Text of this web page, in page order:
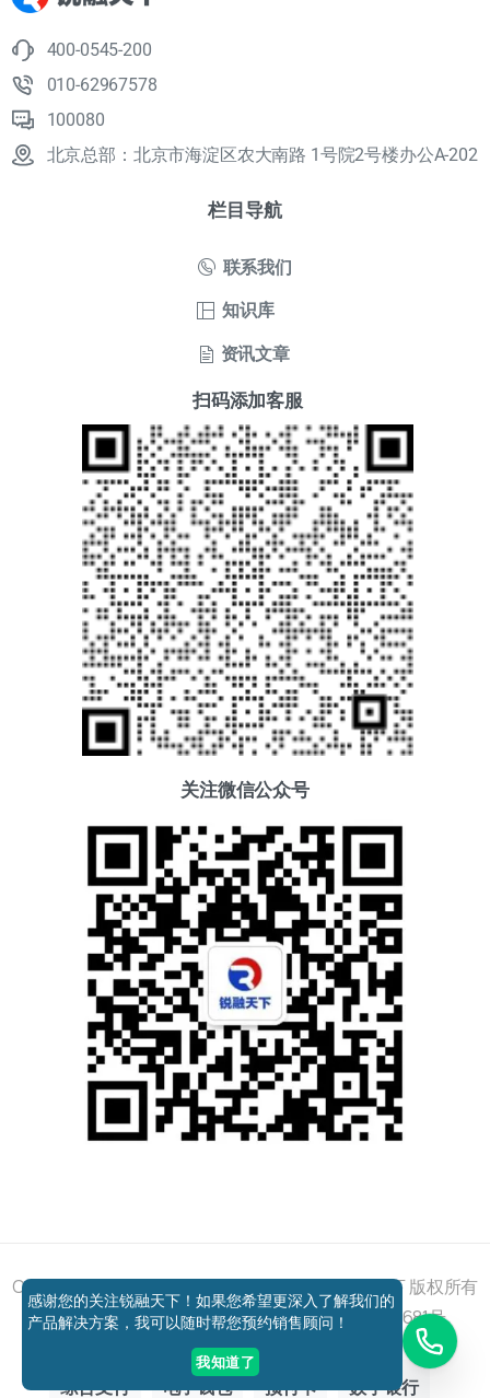
400-0545-200
010-62967578
100080
北京总部：北京市海淀区农大南路 1号院2号楼办公A-202
栏目导航
联系我们
知识库
资讯文章
扫码添加客服
关注微信公众号
Copyright © 2011 - 2026 All right reserved 锐融天下 版权所有
京ICP备12037648号-1 京公网安备11010802027681号
综合支付 电子钱包 预付卡 数字银行
添加好友
电话咨询
感谢您的关注锐融天下！如果您希望更深入了解我们的
产品解决方案，我可以随时帮您预约销售顾问！
我知道了